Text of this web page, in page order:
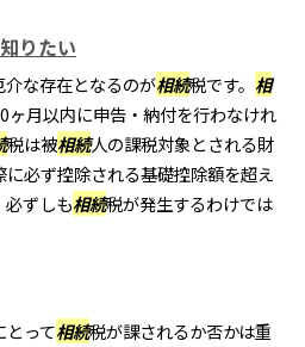
りたい
介な存在となるのが相続税です。 相
ヶ月以内に申告・納付を行わなけれ
税は被相続人の課税対象とされる財
に必ず控除される基礎控除額を超え
必ずしも相続税が発生するわけでは
とって相続税が課されるか否かは重